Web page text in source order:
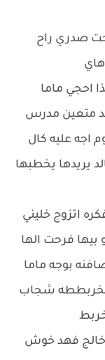
صدري راح
احجي ماما
متعين مدرس
اجه عليه كال
يريدها يخطبها
اتزوج خليني
فرحت الها
بوجه ماما
شجاب
فهد خوش